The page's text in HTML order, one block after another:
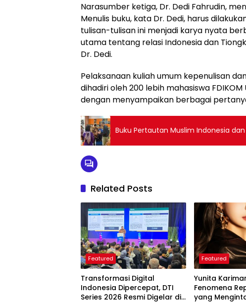
Narasumber ketiga, Dr. Dedi Fahrudin,
Menulis buku, kata Dr. Dedi, harus
tulisan-tulisan ini menjadi karya nyata
utama tentang relasi Indonesia dan
Dr. Dedi.
Pelaksanaan kuliah umum kepenulisan
dihadiri oleh 200 lebih mahasiswa
dengan menyampaikan berbagai
Buku Pertautan Muslim Indonesia
Related Posts
Featured
Transformasi Digital
Indonesia Dipercepat, DTI
Series 2026 Resmi Digelar di
Featured
Yunita
Fenomena
yang